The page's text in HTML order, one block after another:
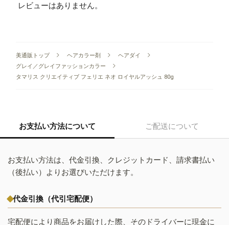
レビューはありません。
美通販トップ ヘアカラー剤
ヘアダイ
グレイ／グレイファッションカラー
タマリス クリエイティブ フェリエ ネオ ロイヤルアッシュ 80g
お支払い方法について ご配送について
お支払い方法は、代金引換、クレジットカード、請求書払い
（後払い）よりお選びいただけます。
代金引換（代引宅配便）
宅配便により商品をお届けした際、そのドライバーに現金に